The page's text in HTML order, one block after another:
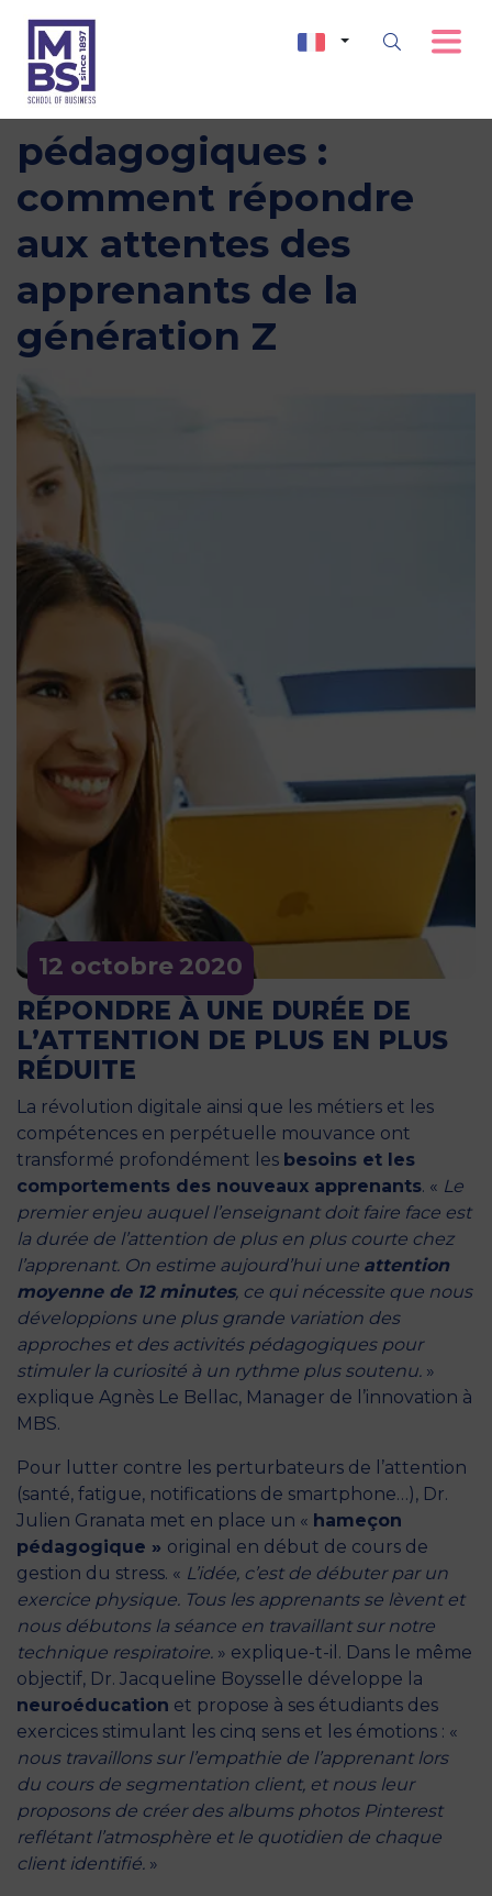
12 octobre2020
Innovations
pédagogiques :
comment répondre
aux attentes des
apprenants de la
génération Z
RÉPONDRE À UNE DURÉE DE
L’ATTENTION DE PLUS EN PLUS
RÉDUITE
La révolution digitale ainsi que les métiers et les
compétences en perpétuelle mouvance ont
transformé profondément les besoins et les
comportements des nouveaux apprenants. « Le
premier enjeu auquel l’enseignant doit faire face est
la durée de l’attention de plus en plus courte chez
l’apprenant. On estime aujourd’hui une attention
moyenne de 12 minutes, ce qui nécessite que nous
développions une plus grande variation des
approches et des activités pédagogiques pour
stimuler la curiosité à un rythme plus soutenu. »
explique Agnès Le Bellac, Manager de l’innovation à
MBS.
Pour lutter contre les perturbateurs de l’attention
(santé, fatigue, notifications de smartphone…), Dr.
Julien Granata met en place un « hameçon
pédagogique » original en début de cours de
gestion du stress. « L’idée, c’est de débuter par un
exercice physique. Tous les apprenants se lèvent et
nous débutons la séance en travaillant sur notre
technique respiratoire. » explique-t-il. Dans le même
objectif, Dr. Jacqueline Boysselle développe la
neuroéducation et propose à ses étudiants des
exercices stimulant les cinq sens et les émotions : «
nous travaillons sur l’empathie de l’apprenant lors
du cours de segmentation client, et nous leur
proposons de créer des albums photos Pinterest
reflétant l’atmosphère et le quotidien de chaque
client identifié. »